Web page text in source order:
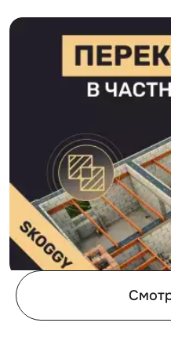
08.06.2026
Перекрытия в частном